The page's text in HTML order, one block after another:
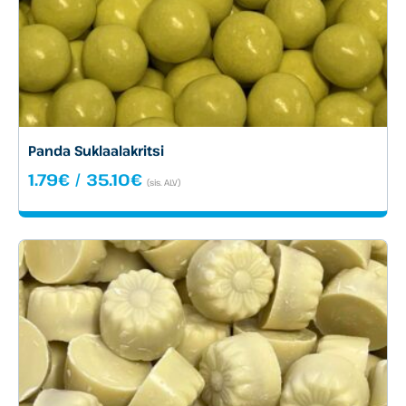
Panda Suklaalakritsi
1.79€ / 35.10€Hintaluokka:
-
(sis. ALV)